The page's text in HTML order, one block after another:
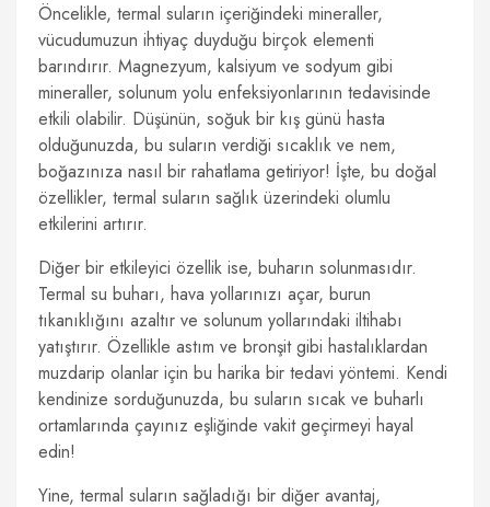
Öncelikle, termal suların içeriğindeki mineraller,
vücudumuzun ihtiyaç duyduğu birçok elementi
barındırır. Magnezyum, kalsiyum ve sodyum gibi
mineraller, solunum yolu enfeksiyonlarının tedavisinde
etkili olabilir. Düşünün, soğuk bir kış günü hasta
olduğunuzda, bu suların verdiği sıcaklık ve nem,
boğazınıza nasıl bir rahatlama getiriyor! İşte, bu doğal
özellikler, termal suların sağlık üzerindeki olumlu
etkilerini artırır.
Diğer bir etkileyici özellik ise, buharın solunmasıdır.
Termal su buharı, hava yollarınızı açar, burun
tıkanıklığını azaltır ve solunum yollarındaki iltihabı
yatıştırır. Özellikle astım ve bronşit gibi hastalıklardan
muzdarip olanlar için bu harika bir tedavi yöntemi. Kendi
kendinize sorduğunuzda, bu suların sıcak ve buharlı
ortamlarında çayınız eşliğinde vakit geçirmeyi hayal
edin!
Yine, termal suların sağladığı bir diğer avantaj,